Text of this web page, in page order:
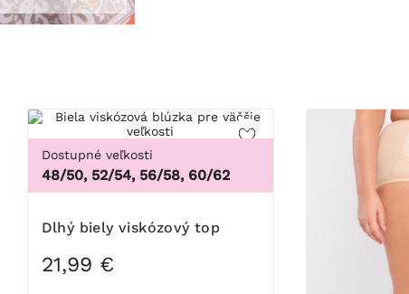
Dostupné veľkosti
48/50, 52/54, 56/58, 60/62
Dlhý biely viskózový top
21,99 €